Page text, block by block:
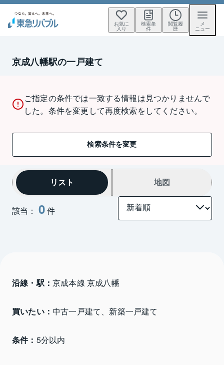
お気に
入り
検索条
件
閲覧履
歴
メ
ニュー
京成八幡駅の一戸建て
ご指定の条件では一致する情報は見つかりませんで
した。条件を変更して再度検索をしてください。
検索条件を変更
該当： 0件
リスト 地図
沿線・駅： 京成本線 京成八幡
買いたい： 中古一戸建て、新築一戸建て
条件： 5分以内